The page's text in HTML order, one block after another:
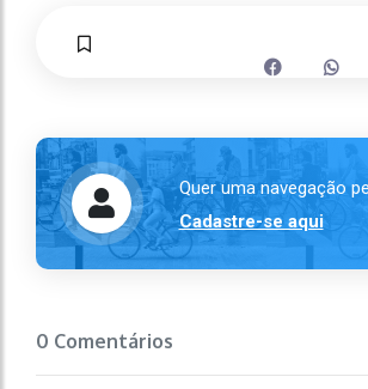
Quer uma navegação
Cadastre-se aqui
0 Comentários